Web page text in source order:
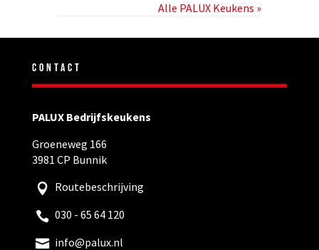
Alle PALUX Keukens »
CONTACT
PALUX Bedrijfskeukens
Groeneweg 166
3981 CP Bunnik
Routebeschrijving
030 - 65 64 120
info@palux.nl